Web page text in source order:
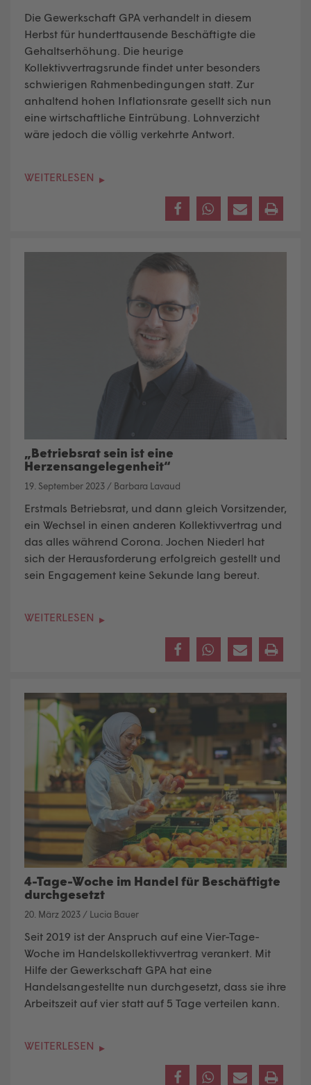
Die Gewerkschaft GPA verhandelt in diesem
Herbst für hunderttausende Beschäftigte die
Gehaltserhöhung. Die heurige
Kollektivvertragsrunde findet unter besonders
schwierigen Rahmenbedingungen statt. Zur
anhaltend hohen Inflationsrate gesellt sich nun
eine wirtschaftliche Eintrübung. Lohnverzicht
wäre jedoch die völlig verkehrte Antwort.
WEITERLESEN
„Betriebsrat sein ist eine
Herzensangelegenheit“
19. September 2023 / Barbara Lavaud
Erstmals Betriebsrat, und dann gleich Vorsitzender,
ein Wechsel in einen anderen Kollektivvertrag und
das alles während Corona. Jochen Niederl hat
sich der Herausforderung erfolgreich gestellt und
sein Engagement keine Sekunde lang bereut.
WEITERLESEN
4-Tage-Woche im Handel für Beschäftigte
durchgesetzt
20. März 2023 / Lucia Bauer
Seit 2019 ist der Anspruch auf eine Vier-Tage-
Woche im Handelskollektivvertrag verankert. Mit
Hilfe der Gewerkschaft GPA hat eine
Handelsangestellte nun durchgesetzt, dass sie ihre
Arbeitszeit auf vier statt auf 5 Tage verteilen kann.
WEITERLESEN